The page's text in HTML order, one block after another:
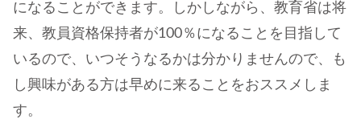
になることができます。しかしながら、教育省は将
来、教員資格保持者が100％になることを目指して
いるので、いつそうなるかは分かりませんので、も
し興味がある方は早めに来ることをおススメしま
す。